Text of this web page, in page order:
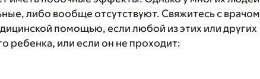
либо вообще отсутствуют. Свяжитесь с врачом
помощью, если любой из этих или других
ребенка, или если он не проходит: